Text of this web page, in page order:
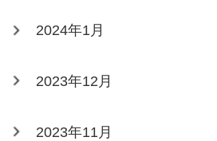
2024年1月
2023年12月
2023年11月